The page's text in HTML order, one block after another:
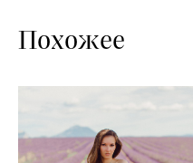
Похожее